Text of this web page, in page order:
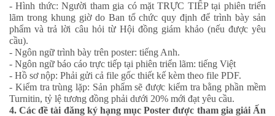
- Hình thức: Người tham gia có mặt TRỰC TIẾP tại phiên triển
lãm trong khung giờ do Ban tổ chức quy định để trình bày sản
phẩm và trả lời câu hỏi từ Hội đồng giám khảo (nếu được yêu
cầu).
- Ngôn ngữ trình bày trên poster: tiếng Anh.
- Ngôn ngữ báo cáo trực tiếp tại phiên triển lãm: tiếng Việt
- Hồ sơ nộp: Phải gửi cả file gốc thiết kế kèm theo file PDF.
- Kiểm tra trùng lặp: Sản phẩm sẽ được kiểm tra bằng phần mềm
Turnitin, tỷ lệ tương đồng phải dưới 20% mới đạt yêu cầu.
4. Các đề tài đăng ký hạng mục Poster được tham gia giải Ấn